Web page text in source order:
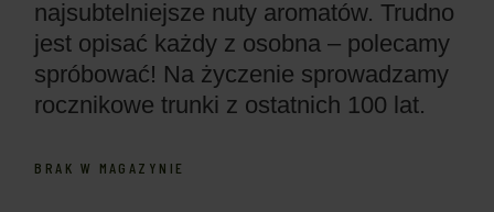
najsubtelniejsze nuty aromatów. Trudno
jest opisać każdy z osobna – polecamy
spróbować! Na życzenie sprowadzamy
rocznikowe trunki z ostatnich 100 lat.
BRAK W MAGAZYNIE